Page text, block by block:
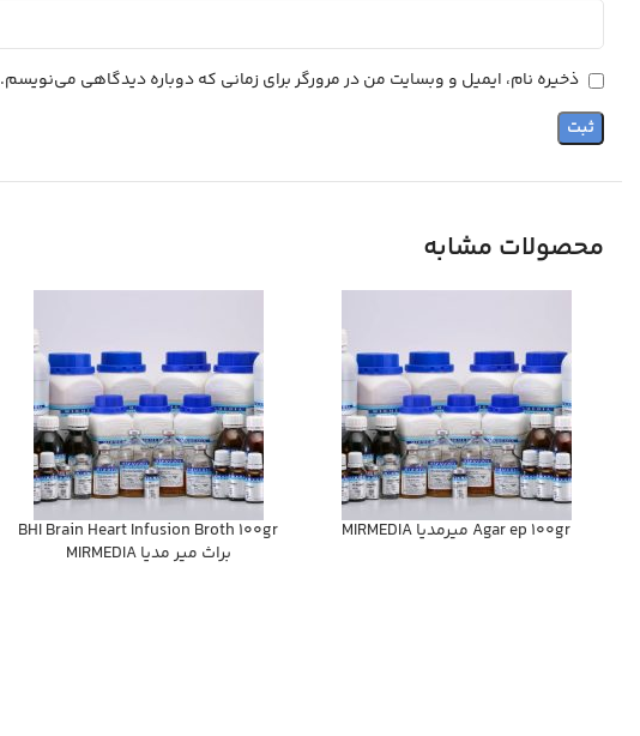
ذخیره نام، ایمیل و وبسایت من در مرورگر برای زمانی که دوباره دیدگاهی می‌نویسم.
محصولات مشابه
Agar ep 100gr ميرمديا MIRMEDIA
BHI Brain Heart Infusion Broth 100gr
براث مير مديا MIRMEDIA